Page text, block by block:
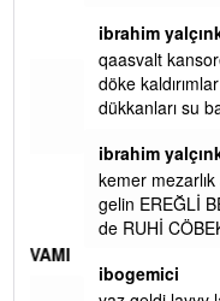
ibrahim yalçınkaya
qaasvalt kansorejen
döke kaldırımlar ana
dükkanları su
ibrahim yalçınkaya
kemer mezarlık altı
gelin EREĞLİ
de RUHİ
ibogemici